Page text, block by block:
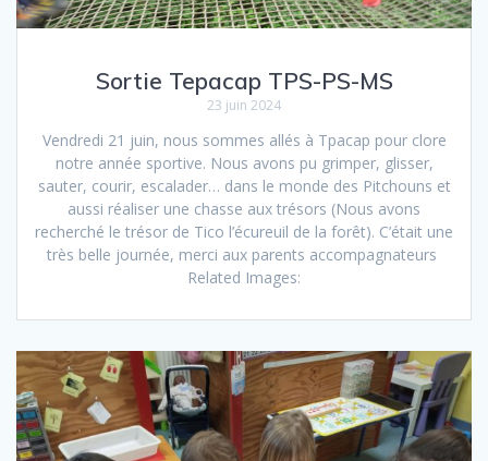
Sortie Tepacap TPS-PS-MS
23 juin 2024
Vendredi 21 juin, nous sommes allés à Tpacap pour clore
notre année sportive. Nous avons pu grimper, glisser,
sauter, courir, escalader… dans le monde des Pitchouns et
aussi réaliser une chasse aux trésors (Nous avons
recherché le trésor de Tico l’écureuil de la forêt). C’était une
très belle journée, merci aux parents accompagnateurs
Related Images: